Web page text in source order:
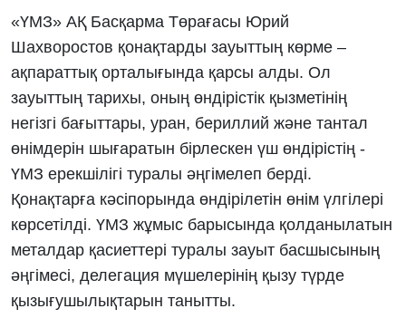
«ҮМЗ» АҚ Басқарма Төрағасы Юрий
Шахворостов қонақтарды зауыттың көрме –
ақпараттық орталығында қарсы алды. Ол
зауыттың тарихы, оның өндірістік қызметінің
негізгі бағыттары, уран, бериллий және тантал
өнімдерін шығаратын бірлескен үш өндірістің -
ҮМЗ ерекшілігі туралы әңгімелеп берді.
Қонақтарға кәсіпорында өндірілетін өнім үлгілері
көрсетілді. ҮМЗ жұмыс барысында қолданылатын
металдар қасиеттері туралы зауыт басшысының
әңгімесі, делегация мүшелерінің қызу түрде
қызығушылықтарын танытты.